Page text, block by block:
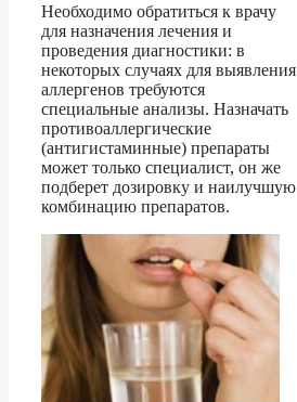
Необходимо обратиться к врачу
для назначения лечения и
проведения диагностики: в
некоторых случаях для выявления
аллергенов требуются
специальные анализы. Назначать
противоаллергические
(антигистаминные) препараты
может только специалист, он же
подберет дозировку и наилучшую
комбинацию препаратов.